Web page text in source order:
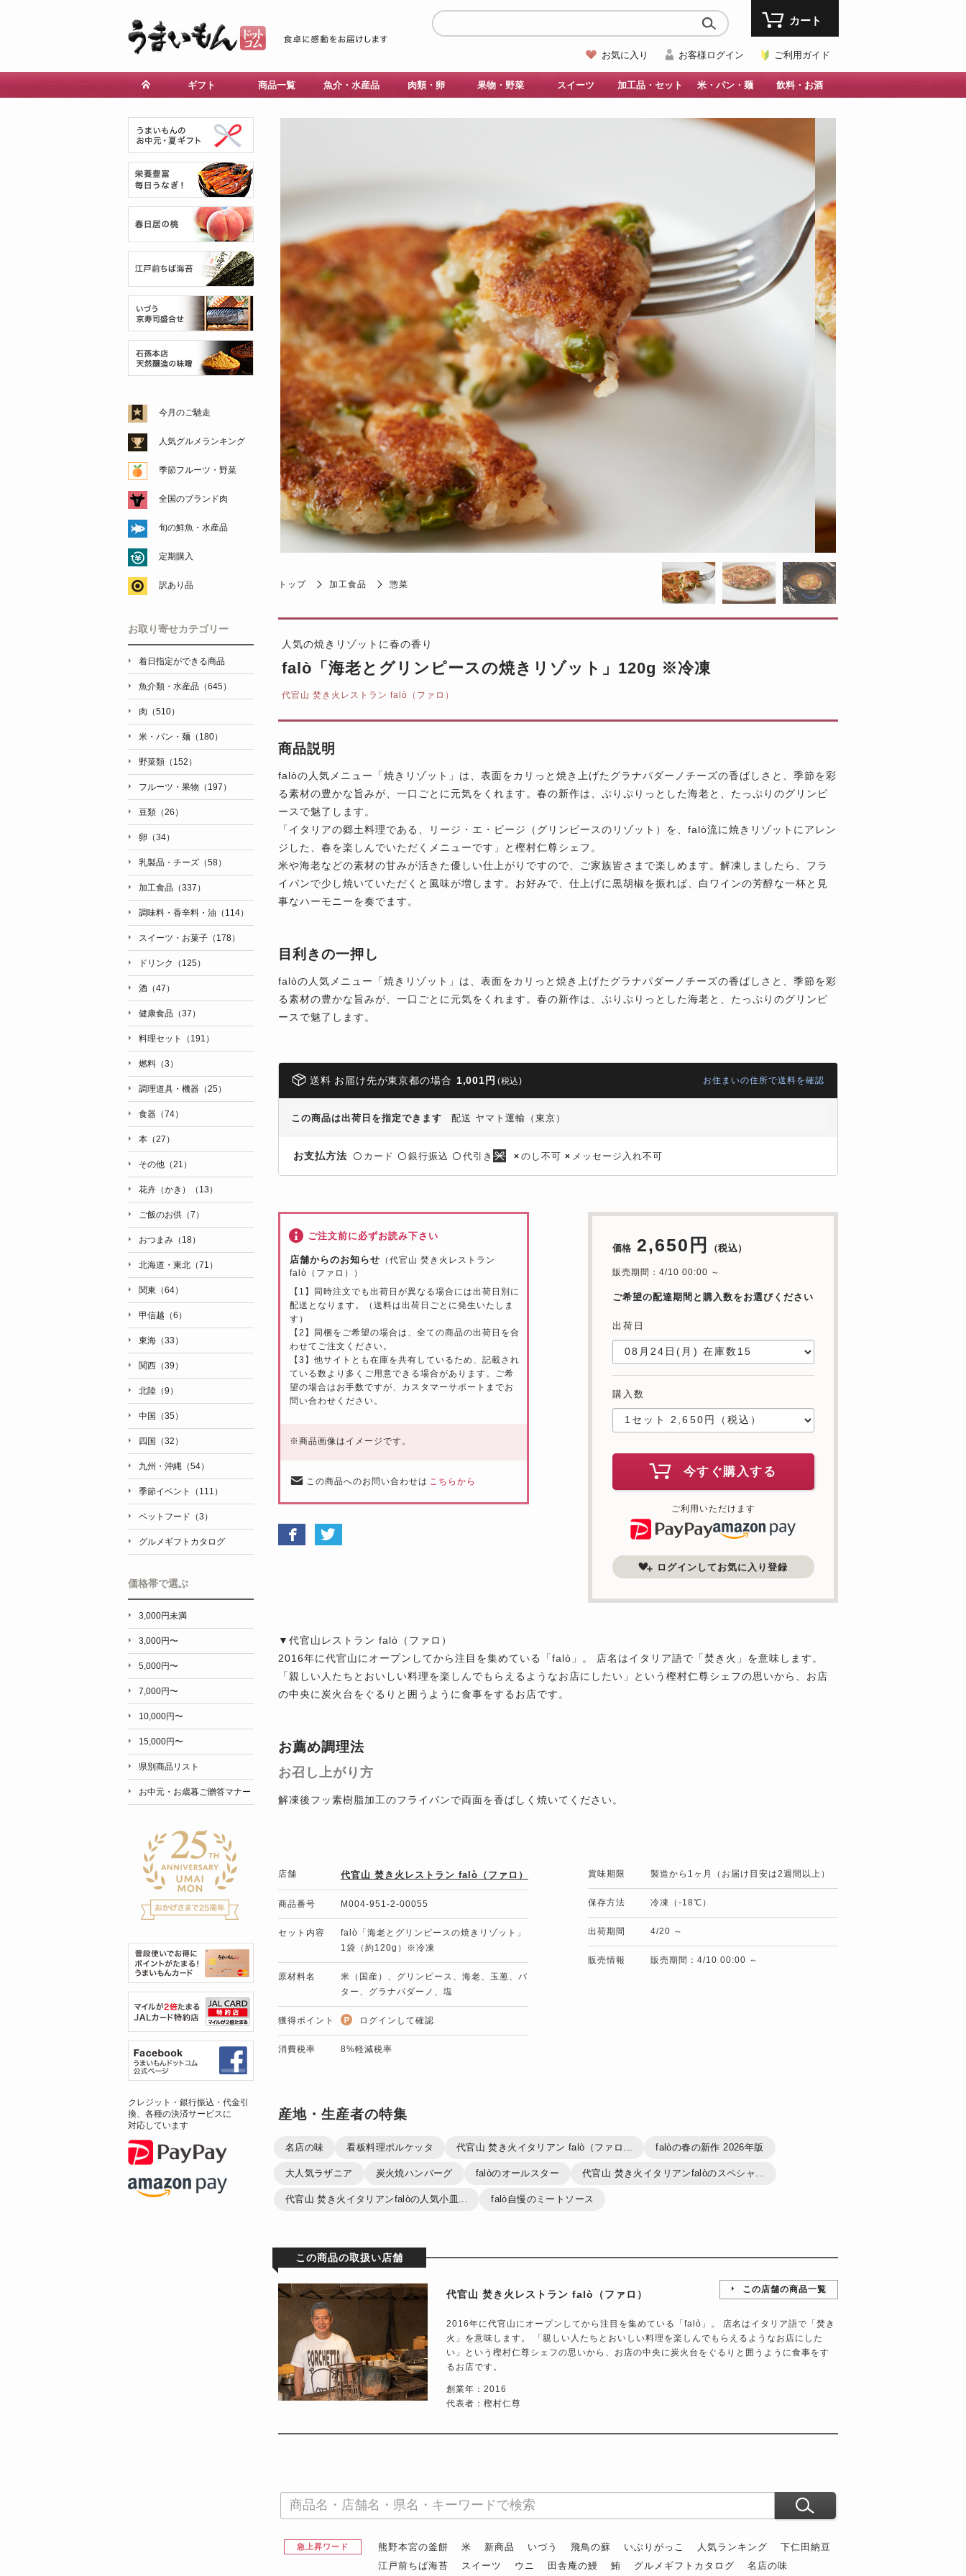
お気に入り お客様ログイン ご利用ガイド
カート
ギフト 商品一覧 魚介・水産品 肉類・卵 果物・野菜 スイーツ 加工品・セット 米・パン・麺 飲料・お酒
トップ 加工食品 惣菜
人気の焼きリゾットに春の香り
falò「海老とグリンピースの焼きリゾット」120g ※冷凍
代官山 焚き火レストラン falò（ファロ）
商品説明
falòの人気メニュー「焼きリゾット」は、表面をカリっと焼き上げたグラナパダーノチーズの香ばしさと、季節を彩
る素材の豊かな旨みが、一口ごとに元気をくれます。春の新作は、ぷりぷりっとした海老と、たっぷりのグリンピ
ースで魅了します。
「イタリアの郷土料理である、リージ・エ・ビージ（グリンピースのリゾット）を、falò流に焼きリゾットにアレン
ジした、春を楽しんでいただくメニューです」と樫村仁尊シェフ。
米や海老などの素材の甘みが活きた優しい仕上がりですので、ご家族皆さまで楽しめます。解凍しましたら、フラ
イパンで少し焼いていただくと風味が増します。お好みで、仕上げに黒胡椒を振れば、白ワインの芳醇な一杯と見
事なハーモニーを奏でます。
目利きの一押し
falòの人気メニュー「焼きリゾット」は、表面をカリっと焼き上げたグラナパダーノチーズの香ばしさと、季節を彩
る素材の豊かな旨みが、一口ごとに元気をくれます。春の新作は、ぷりぷりっとした海老と、たっぷりのグリンピ
ースで魅了します。
送料 お届け先が東京都の場合 1,001円 (税込) お住まいの住所で送料を確認
この商品は出荷日を指定できます 配送 ヤマト運輸（東京）
お支払方法 〇 カード 〇 銀行振込 〇 代引き × のし不可 × メッセージ入れ不可
価格 2,650円 （税込）
販売期間：4/10 00:00 ～
ご希望の配達期間と購入数をお選びください
出荷日
購入数
今すぐ購入する
ご利用いただけます
ログインしてお気に入り登録
ご注文前に必ずお読み下さい
店舗からのお知らせ （代官山 焚き火レストラン
falò（ファロ））
【1】同時注文でも出荷日が異なる場合には出荷日別に
配送となります。（送料は出荷日ごとに発生いたしま
す）
【2】同梱をご希望の場合は、全ての商品の出荷日を合
わせてご注文ください。
【3】他サイトとも在庫を共有しているため、記載され
ている数より多くご用意できる場合があります。ご希
望の場合はお手数ですが、カスタマーサポートまでお
問い合わせください。
※商品画像はイメージです。
この商品へのお問い合わせは こちらから
▼代官山レストラン falò（ファロ）
2016年に代官山にオープンしてから注目を集めている「falò」。 店名はイタリア語で「焚き火」を意味します。
「親しい人たちとおいしい料理を楽しんでもらえるようなお店にしたい」という樫村仁尊シェフの思いから、お店
の中央に炭火台をぐるりと囲うように食事をするお店です。
お薦め調理法
お召し上がり方
解凍後フッ素樹脂加工のフライパンで両面を香ばしく焼いてください。
店舗 代官山 焚き火レストラン falò（ファロ）
商品番号 M004-951-2-00055
セット内容
falò「海老とグリンピースの焼きリゾット」
1袋（約120g）※冷凍
原材料名
米（国産）、グリンピース、海老、玉葱、バ
ター、グラナパダーノ、塩
獲得ポイント ログインして確認
消費税率 8%軽減税率
賞味期限 製造から1ヶ月（お届け目安は2週間以上）
保存方法 冷凍（-18℃）
出荷期間 4/20 ～
販売情報 販売期間：4/10 00:00 ～
産地・生産者の特集
名店の味 看板料理ポルケッタ 代官山 焚き火イタリアン falò（ファロ... falòの春の新作 2026年版
大人気ラザニア 炭火焼ハンバーグ falòのオールスター 代官山 焚き火イタリアンfalòのスペシャ...
代官山 焚き火イタリアンfalòの人気小皿... falò自慢のミートソース
この商品の取扱い店舗
代官山 焚き火レストラン falò（ファロ） この店舗の商品一覧
2016年に代官山にオープンしてから注目を集めている「falò」。 店名はイタリア語で「焚き
火」を意味します。 「親しい人たちとおいしい料理を楽しんでもらえるようなお店にした
い」という樫村仁尊シェフの思いから、お店の中央に炭火台をぐるりと囲うように食事をす
るお店です。
創業年：2016
代表者：樫村仁尊
急上昇ワード 熊野本宮の釜餅 米 新商品 いづう 飛鳥の蘇 いぶりがっこ 人気ランキング
下仁田納豆
江戸前ちば海苔
スイーツ ウニ 田舎庵の鰻 鮪 グルメギフトカタログ 名店の味
今月のご馳走
人気グルメランキング
季節フルーツ・野菜
全国のブランド肉
旬の鮮魚・水産品
定期購入
訳あり品
お取り寄せカテゴリー
着日指定ができる商品
魚介類・水産品（645）
肉（510）
米・パン・麺（180）
野菜類（152）
フルーツ・果物（197）
豆類（26）
卵（34）
乳製品・チーズ（58）
加工食品（337）
調味料・香辛料・油（114）
スイーツ・お菓子（178）
ドリンク（125）
酒（47）
健康食品（37）
料理セット（191）
燃料（3）
調理道具・機器（25）
食器（74）
本（27）
その他（21）
花卉（かき）（13）
ご飯のお供（7）
おつまみ（18）
北海道・東北（71）
関東（64）
甲信越（6）
東海（33）
関西（39）
北陸（9）
中国（35）
四国（32）
九州・沖縄（54）
季節イベント（111）
ペットフード（3）
グルメギフトカタログ
価格帯で選ぶ
3,000円未満
3,000円〜
5,000円〜
7,000円〜
10,000円〜
15,000円〜
県別商品リスト
お中元・お歳暮ご贈答マナー
クレジット・銀行振込・代金引
換、各種の決済サービスに
対応しています